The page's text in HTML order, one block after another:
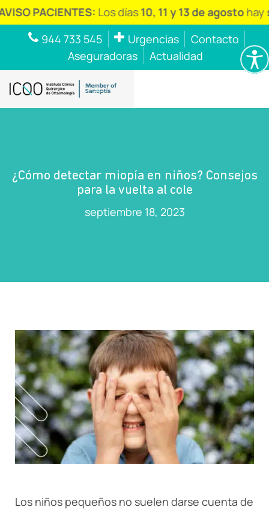
Los días10, 11 y 13 de agosto hay
944 733 545
Urgencias
Contacto
Aseguradoras
Actualidad
¿Cómo detectar miopía en niños? Consejos
para la vuelta al cole
septiembre 18, 2023
Los niños pequeños no suelen darse cuenta de